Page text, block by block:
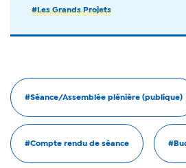
#Les Grands Projets
#Séance/Assemblée plénière (publique)
#Compte rendu de séance